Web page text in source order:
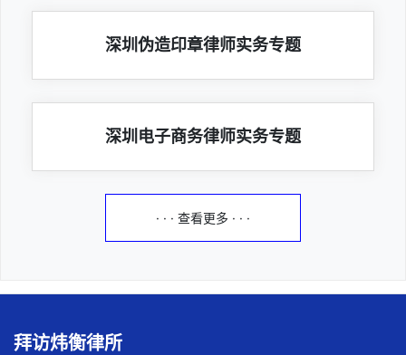
深圳伪造印章律师实务专题
深圳电子商务律师实务专题
· · · 查看更多 · · ·
拜访炜衡律所